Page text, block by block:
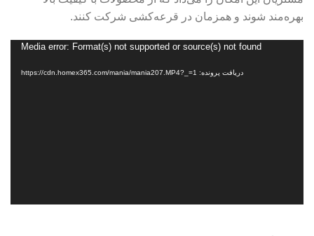
بهره‌مند شوند و همزمان در قرعه‌کشی شرکت کنند.
Media error: Format(s) not supported or source(s) not found
دریافت پرونده: https://cdn.homex365.com/mania/mania207.MP4?_=1